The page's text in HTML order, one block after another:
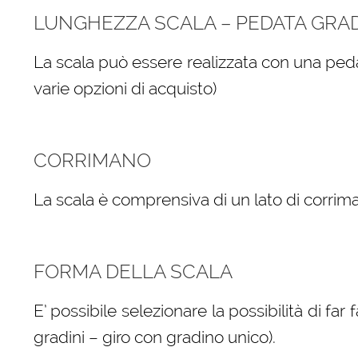
LUNGHEZZA SCALA – PEDATA
La scala può essere realizzata con una
varie opzioni di acquisto)
CORRIMANO
La scala è comprensiva di un lato di
FORMA DELLA SCALA
E’ possibile selezionare la possibilità di
gradini – giro con gradino unico).